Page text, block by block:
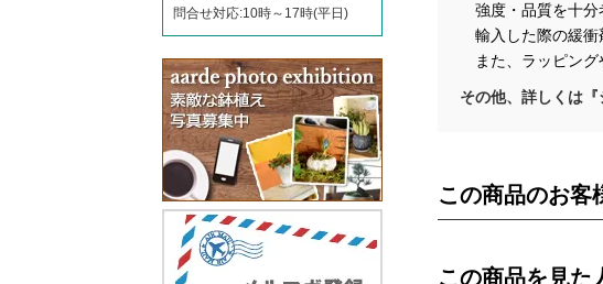
問合せ対応:10時～17時(平日)
強度・品質を十分
輸入した際の緩衝
また、ラッピング
その他、詳しくは『
この商品のお客
この商品を見た